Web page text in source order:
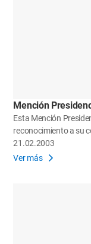
Mención
Esta Mención
reconocimiento a su
sociedad y el país
de los Juegos FESPIC
21.02.2003
Ver más